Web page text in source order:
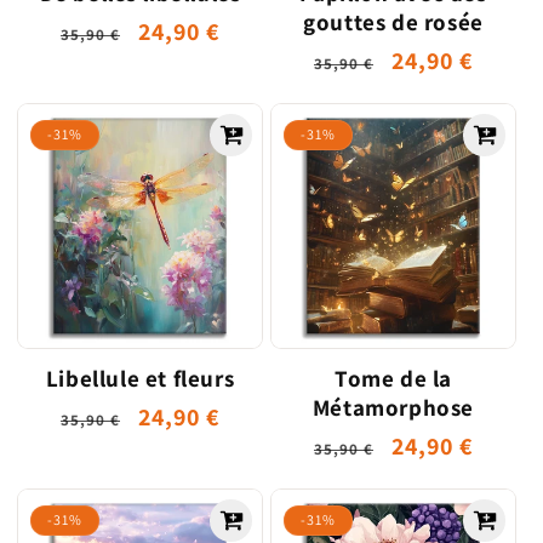
Prix
35,90 €
Prix
24,90 €
gouttes de rosée
Prix
habituel
35,90 €
Prix
24,90 €
-31%
Libellule et fleurs
Prix
35,90 €
Prix
24,90 €
-31%
Tome de la
Métamorphose
Prix
habituel
35,90 €
Prix
24,90 €
-31% -31%